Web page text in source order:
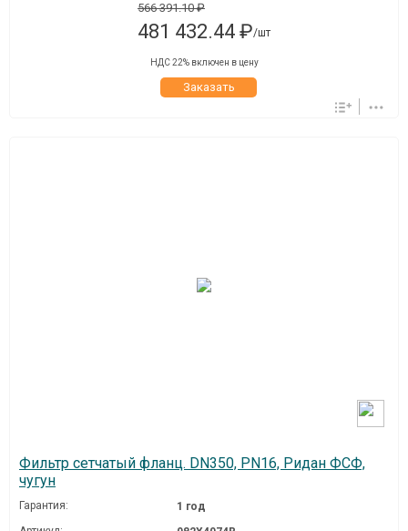
566 391.10 ₽
481 432.44 ₽/шт
НДС 22% включен в цену
Заказать
Фильтр сетчатый фланц. DN350, PN16, Ридан ФСФ,
чугун
Гарантия:
1 год